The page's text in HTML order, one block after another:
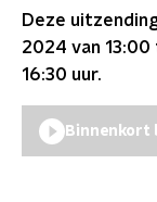
Deze
2024 van
16:30 uur.
Binnenkort